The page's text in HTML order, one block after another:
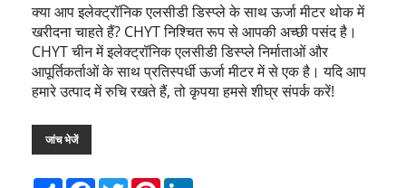
क्या आप इलेक्ट्रॉनिक एलसीडी डिस्प्ले के साथ ऊर्जा मीटर थोक में
खरीदना चाहते हैं? CHYT निश्चित रूप से आपकी अच्छी पसंद है।
CHYT चीन में इलेक्ट्रॉनिक एलसीडी डिस्प्ले निर्माताओं और
आपूर्तिकर्ताओं के साथ प्रतिस्पर्धी ऊर्जा मीटर में से एक है। यदि आप
हमारे उत्पाद में रुचि रखते हैं, तो कृपया हमसे शीघ्र संपर्क करें!
जांच भेजें
Share FacebookTwitterPinterest